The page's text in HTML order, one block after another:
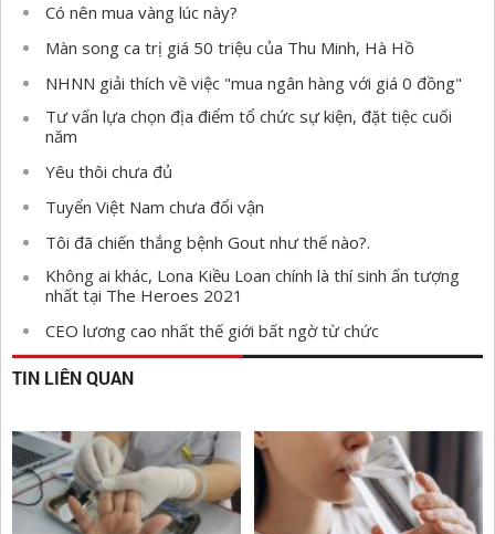
Có nên mua vàng lúc này?
Màn song ca trị giá 50 triệu của Thu Minh, Hà Hồ
NHNN giải thích về việc "mua ngân hàng với giá 0 đồng"
Tư vấn lựa chọn địa điểm tổ chức sự kiện, đặt tiệc cuối
năm
Yêu thôi chưa đủ
Tuyển Việt Nam chưa đổi vận
Tôi đã chiến thắng bệnh Gout như thế nào?.
Không ai khác, Lona Kiều Loan chính là thí sinh ấn tượng
nhất tại The Heroes 2021
CEO lương cao nhất thế giới bất ngờ từ chức
TIN LIÊN QUAN